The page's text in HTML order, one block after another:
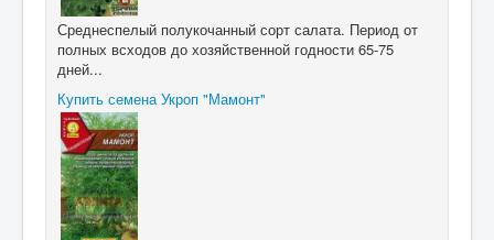
Среднеспелый полукочанный сорт салата. Период от
полных всходов до хозяйственной годности 65-75
дней...
Купить семена Укроп "Мамонт"